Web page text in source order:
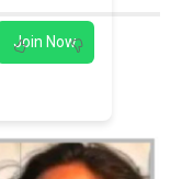
Join Now